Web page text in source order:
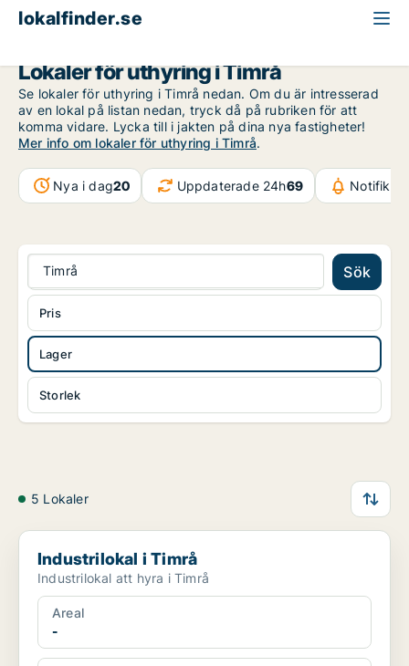
lokalfinder.se
Lokaler för uthyring i Timrå
Se lokaler för uthyring i Timrå nedan. Om du är intresserad
av en lokal på listan nedan, tryck då på rubriken för att
komma vidare. Lycka till i jakten på dina nya fastigheter!
Mer info om lokaler för uthyring i Timrå.
Nya i dag20 Uppdaterade 24h69
Timrå Sök
Lager
Storlek
Pris
5 Lokaler
Industrilokal i Timrå
Industrilokal i Timrå
Industrilokal att hyra i Timrå
Areal
-